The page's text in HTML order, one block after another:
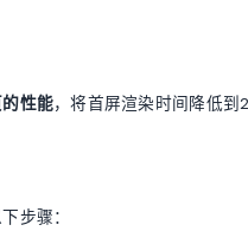
性能，将首屏渲染时间降低到
步骤：